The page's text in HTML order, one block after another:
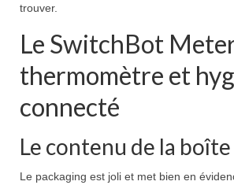
trouver.
Le SwitchBot
thermomètre et
connecté
Le contenu de la boîte
Le packaging est joli et met bien en